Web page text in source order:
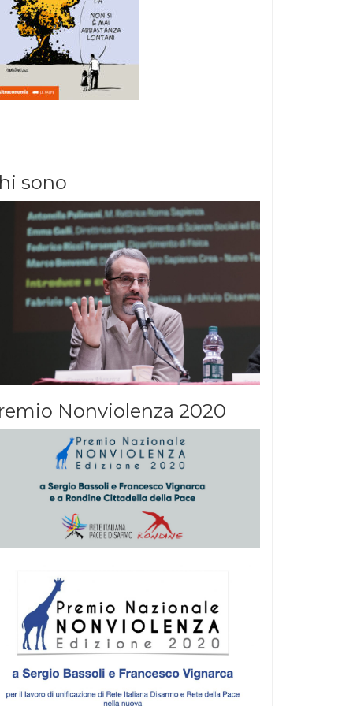
sono
Nonviolenza 2020